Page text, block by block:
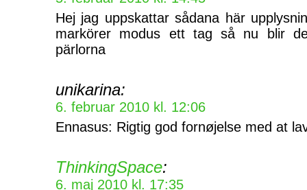
Hej jag uppskattar sådana här
markörer modus ett tag så nu blir
pärlorna
unikarina:
6. februar 2010 kl. 12:06
Ennasus: Rigtig god fornøjelse med at
ThinkingSpace:
6. maj 2010 kl. 17:35